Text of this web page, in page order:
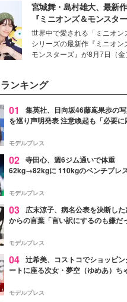
ションの完成度を高めるベー
して、“髪そのものの美しさ”に
めて注目する人が増えている
子。今回は、そんな憧れの艶
な髪を日常で叶える、美容好
女性たちのヘアケア事情を紹
宮城舞・島村雄大、最新作
『ミニオンズ＆モンスター
ズ』の魅力熱弁 ハチャメ
だけじゃない“友情と絆”
動
世界中で愛される「ミニオン
シリーズの最新作『ミニオン
モンスターズ』が8月7日（金
デルの宮城舞と島村雄大の特
談をお届け！それぞれの視点
ら、今作ならではの魅力や予
の感動をもたらす奥深いスト
た。
ンキング
01
集英社、日向坂46藤嶌果歩の
を巡り声明発表 注意喚起も「必要に
モデルプレス
02 寺田心、週6ジム通いで体重
62kg→82kgに 110kgのベンチプレ
「かっこいい」と反響
モデルプレス
03
広末涼子、病名公表を決断した
からの言葉「言い訳にするのも嫌だ
モデルプレス
04 辻希美、コストコでショッピン
ートに座る次女・夢空（ゆめあ）ち
ぎ」「成長を感じる」の声
モデルプレス